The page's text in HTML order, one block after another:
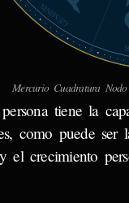
GÉMINIS
Mercurio Cuadratura
tiene la
como puede
crecimiento